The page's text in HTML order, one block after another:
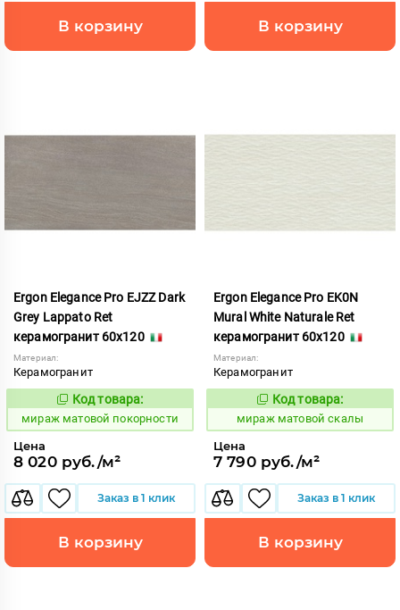
В корзину В корзину
Ergon Elegance Pro EJZZ Dark
Grey Lappato Ret
керамогранит 60x120
Материал:
Керамогранит
991072
Код товара:
мираж матовой покорности
Цена
8 020 руб./м²
Заказ в 1 клик
В корзину
Ergon Elegance Pro EK0N
Mural White Naturale Ret
керамогранит 60x120
Материал:
Керамогранит
991091
Код товара:
мираж матовой скалы
Цена
7 790 руб./м²
Заказ в 1 клик
В корзину